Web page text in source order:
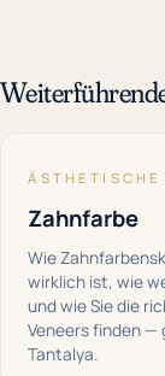
Zahnfarbe
Wie
wirklich ist, wie
und wie Sie die
Veneers finden —
Tantalya.